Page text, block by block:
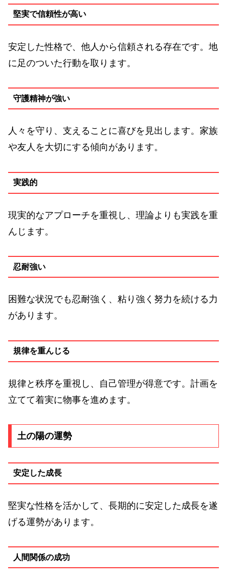
堅実で信頼性が高い
安定した性格で、他人から信頼される存在です。地
に足のついた行動を取ります。
守護精神が強い
人々を守り、支えることに喜びを見出します。家族
や友人を大切にする傾向があります。
実践的
現実的なアプローチを重視し、理論よりも実践を重
んじます。
忍耐強い
困難な状況でも忍耐強く、粘り強く努力を続ける力
があります。
規律を重んじる
規律と秩序を重視し、自己管理が得意です。計画を
立てて着実に物事を進めます。
土の陽の運勢
安定した成長
堅実な性格を活かして、長期的に安定した成長を遂
げる運勢があります。
人間関係の成功